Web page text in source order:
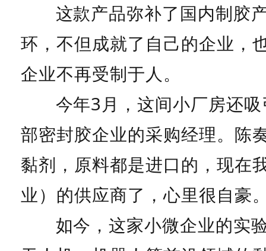
这款产品弥补了国内制胶
环，不但成就了自己的企业，
企业不再受制于人。
今年3月，这间小厂房还
部密封胶企业的采购经理。陈
黏剂，原料都是进口的，现在
业）的供应商了，心里很自豪
如今，这家小微企业的实